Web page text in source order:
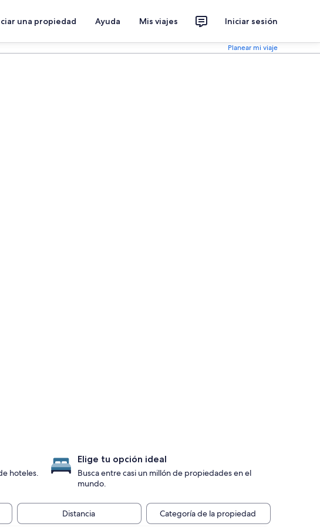
una propiedad Ayuda Mis viajes Iniciar sesión
Planear mi viaje
hoteles.
Elige tu opción ideal
Busca entre casi un millón de propiedades en el
mundo.
Distancia Categoría de la propiedad